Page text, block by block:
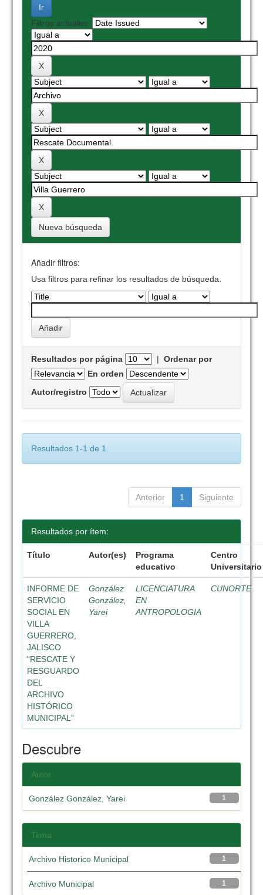
Filtros actuales:
Nueva búsqueda
Añadir filtros:
Usa filtros para refinar los resultados de búsqueda.
Resultados por página |Ordenar por
En orden
Autor/registro
Resultados 1-1 de 1.
Anterior 1 Siguiente
Resultados por ítem:
Título Autor(es)
Programa
educativo
Centro
Universitario
INFORME DE
SERVICIO
SOCIAL EN
VILLA
GUERRERO,
JALISCO
“RESCATE Y
RESGUARDO
DEL
ARCHIVO
HISTÓRICO
MUNICIPAL”
González
González,
Yarei
LICENCIATURA
EN
ANTROPOLOGIA
CUNORTE
Descubre
Autor
1
González González, Yarei
Tema
1
Archivo Historico Municipal
1
Archivo Municipal